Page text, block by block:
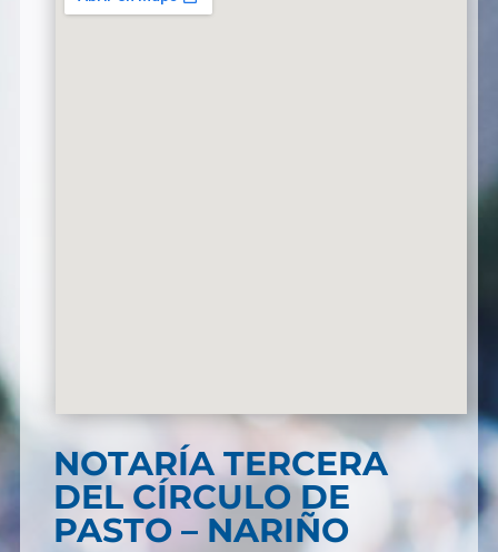
NOTARÍA TERCERA
DEL CÍRCULO DE
PASTO – NARIÑO